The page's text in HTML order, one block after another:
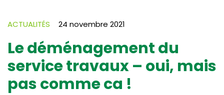
ACTUALITÉS 24 novembre 2021
Le déménagement du
service travaux – oui, mais
pas comme ca !